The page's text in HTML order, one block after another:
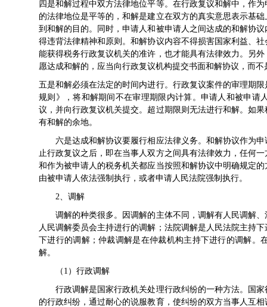
四是和解过程中双方法律地位平等。在行政复议和解中，作
的法律地位是平等的，和解是建立在双方的真实意思表示基
到和解的目的。同时，申请人和被申请人之间达成的和解协
得违背法律精神和原则。和解协议内容不得损害国家利益、
能获得税务行政复议机关的准许，也才能具有法律效力。另
愿达成和解的，应当向行政复议机构提交书面和解协议，
五是和解必须在法定的时间内进行。行政复议案件的审理期
规则》，将和解期间不在审理期限内计算。申请人和被申
议，并向行政复议机关提交。超过期限则无法进行和解。如
有和解的余地。
六是达成和解协议要履行相应法律义务。和解协议作为申
止行政复议之后，即在当事人双方之间具有法律效力，任何
和作为被申请人的税务机关都应当按照和解协议中明确规定
由被申请人依法强制执行，或者申请人民法院强制执行
2、调解
调解的种类很多。因调解的主体不同，调解有人民调解、
人民调解委员会主持进行的调解；法院调解是人民法院主持
下进行的调解；仲裁调解是在仲裁机构主持下进行的调解
解。
（1）行政调解
行政调解是国家行政机关处理行政纠纷的一种方法。国家
的行政纠纷，通过耐心的说服教育，使纠纷的双方当事人互